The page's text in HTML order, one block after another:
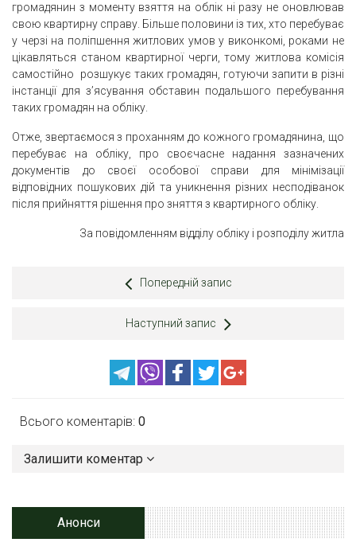
громадянин з моменту взяття на облік ні разу не оновлював
свою квартирну справу. Більше половини із тих, хто перебуває
у черзі на поліпшення житлових умов у виконкомі, роками не
цікавляться станом квартирної черги, тому житлова комісія
самостійно розшукує таких громадян, готуючи запити в різні
інстанції для з’ясування обставин подальшого перебування
таких громадян на обліку.
Отже, звертаємося з проханням до кожного громадянина, що
перебуває на обліку, про своєчасне надання зазначених
документів до своєї особової справи для мінімізації
відповідних пошукових дій та уникнення різних несподіванок
після прийняття рішення про зняття з квартирного обліку.
За повідомленням відділу обліку і розподілу житла
Попередній запис
Наступний запис
Всього коментарів: 0
Залишити коментар
Анонси